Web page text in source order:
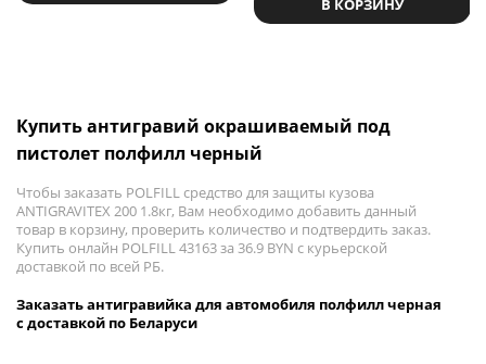
В КОРЗИНУ
Купить антигравий окрашиваемый под
пистолет полфилл черный
Чтобы заказать POLFILL средство для защиты кузова
ANTIGRAVITEX 200 1.8кг, Вам необходимо добавить данный
товар в корзину, проверить количество и подтвердить заказ.
Купить онлайн POLFILL 43163 за 36.9 BYN с курьерской
доставкой по всей РБ.
Заказать антигравийка для автомобиля полфилл черная
с доставкой по Беларуси